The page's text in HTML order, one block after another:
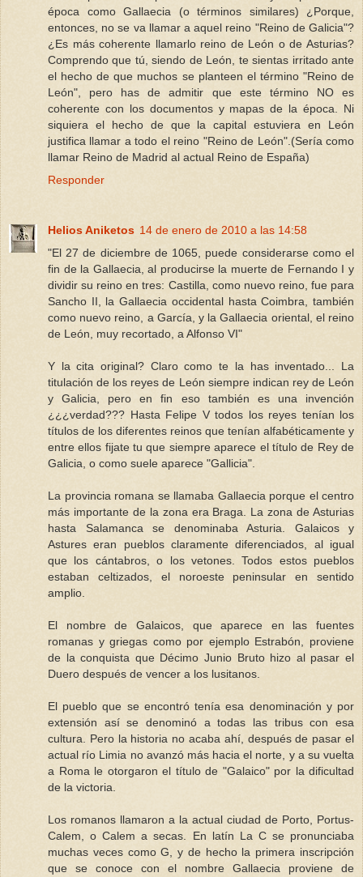
época como Gallaecia (o términos similares) ¿Porque,
entonces, no se va llamar a aquel reino "Reino de Galicia"?
¿Es más coherente llamarlo reino de León o de Asturias?
Comprendo que tú, siendo de León, te sientas irritado ante
el hecho de que muchos se planteen el término "Reino de
León", pero has de admitir que este término NO es
coherente con los documentos y mapas de la época. Ni
siquiera el hecho de que la capital estuviera en León
justifica llamar a todo el reino "Reino de León".(Sería como
llamar Reino de Madrid al actual Reino de España)
Responder
Helios Aniketos 14 de enero de 2010 a las 14:58
"El 27 de diciembre de 1065, puede considerarse como el
fin de la Gallaecia, al producirse la muerte de Fernando I y
dividir su reino en tres: Castilla, como nuevo reino, fue para
Sancho II, la Gallaecia occidental hasta Coimbra, también
como nuevo reino, a García, y la Gallaecia oriental, el reino
de León, muy recortado, a Alfonso VI"
Y la cita original? Claro como te la has inventado... La
titulación de los reyes de León siempre indican rey de León
y Galicia, pero en fin eso también es una invención
¿¿¿verdad??? Hasta Felipe V todos los reyes tenían los
títulos de los diferentes reinos que tenían alfabéticamente y
entre ellos fijate tu que siempre aparece el título de Rey de
Galicia, o como suele aparece "Gallicia".
La provincia romana se llamaba Gallaecia porque el centro
más importante de la zona era Braga. La zona de Asturias
hasta Salamanca se denominaba Asturia. Galaicos y
Astures eran pueblos claramente diferenciados, al igual
que los cántabros, o los vetones. Todos estos pueblos
estaban celtizados, el noroeste peninsular en sentido
amplio.
El nombre de Galaicos, que aparece en las fuentes
romanas y griegas como por ejemplo Estrabón, proviene
de la conquista que Décimo Junio Bruto hizo al pasar el
Duero después de vencer a los lusitanos.
El pueblo que se encontró tenía esa denominación y por
extensión así se denominó a todas las tribus con esa
cultura. Pero la historia no acaba ahí, después de pasar el
actual río Limia no avanzó más hacia el norte, y a su vuelta
a Roma le otorgaron el título de "Galaico" por la dificultad
de la victoria.
Los romanos llamaron a la actual ciudad de Porto, Portus-
Calem, o Calem a secas. En latín La C se pronunciaba
muchas veces como G, y de hecho la primera inscripción
que se conoce con el nombre Gallaecia proviene de